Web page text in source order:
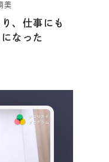
美
、仕事にも
なった